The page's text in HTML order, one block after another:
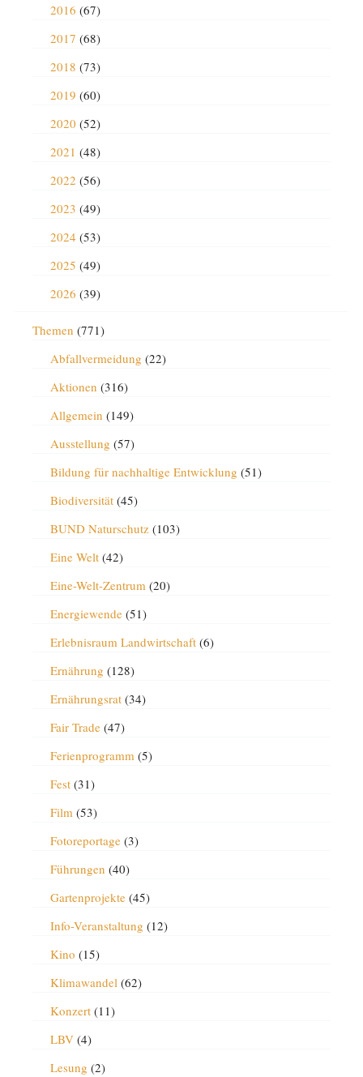
2016 (67)
2017 (68)
2018 (73)
2019 (60)
2020 (52)
2021 (48)
2022 (56)
2023 (49)
2024 (53)
2025 (49)
2026 (39)
Themen (771)
Abfallvermeidung (22)
Aktionen (316)
Allgemein (149)
Ausstellung (57)
Bildung für nachhaltige Entwicklung (51)
Biodiversität(45)
BUND Naturschutz(103)
Eine Welt(42)
Eine-Welt-Zentrum (20)
Energiewende(51)
Erlebnisraum Landwirtschaft(6)
Ernährung (128)
Ernährungsrat(34)
Fair Trade(47)
Ferienprogramm (5)
Fest(31)
Film (53)
Fotoreportage(3)
Führungen (40)
Gartenprojekte(45)
Info-Veranstaltung (12)
Kino (15)
Klimawandel (62)
Konzert(11)
LBV(4)
Lesung (2)